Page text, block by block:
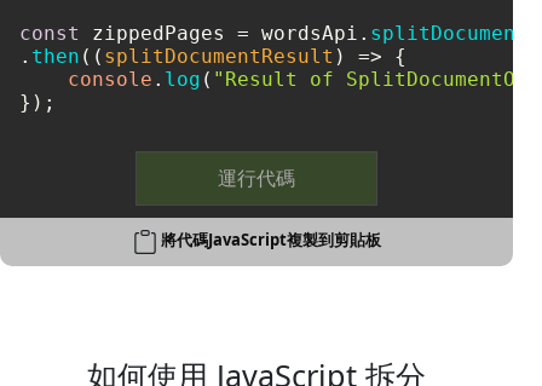
const
zippedPages = wordsApi.
. then ( ( splitDocumentResult ) => {
console . log ( "Result of
});
運行代碼
將代碼JavaScript複製到剪貼板
如何使用 JavaScript 拆分